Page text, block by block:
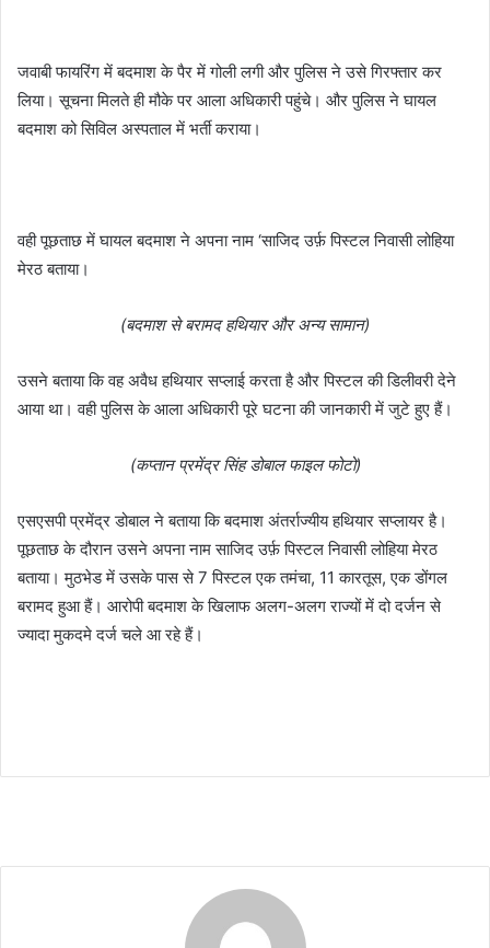
जवाबी फायरिंग में बदमाश के पैर में गोली लगी और पुलिस ने उसे गिरफ्तार कर
लिया। सूचना मिलते ही मौके पर आला अधिकारी पहुंचे। और पुलिस ने घायल
बदमाश को सिविल अस्पताल में भर्ती कराया।
वही पूछताछ में घायल बदमाश ने अपना नाम ‘साजिद उर्फ़ पिस्टल निवासी लोहिया
मेरठ बताया।
(बदमाश से बरामद हथियार और अन्य सामान)
उसने बताया कि वह अवैध हथियार सप्लाई करता है और पिस्टल की डिलीवरी देने
आया था। वही पुलिस के आला अधिकारी पूरे घटना की जानकारी में जुटे हुए हैं।
(कप्तान प्रमेंद्र सिंह डोबाल फाइल फोटो)
एसएसपी प्रमेंद्र डोबाल ने बताया कि बदमाश अंतर्राज्यीय हथियार सप्लायर है।
पूछताछ के दौरान उसने अपना नाम साजिद उर्फ़ पिस्टल निवासी लोहिया मेरठ
बताया। मुठभेड में उसके पास से 7 पिस्टल एक तमंचा, 11 कारतूस, एक डोंगल
बरामद हुआ हैं। आरोपी बदमाश के खिलाफ अलग-अलग राज्यों में दो दर्जन से
ज्यादा मुकदमे दर्ज चले आ रहे हैं।